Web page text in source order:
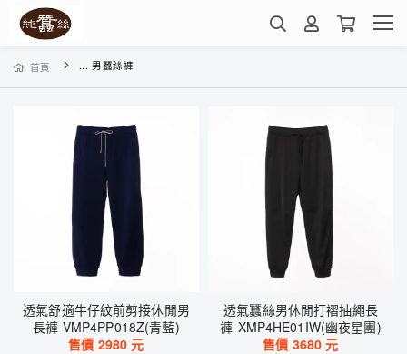
首頁 ... 男蠶絲褲
透氣舒適牛仔紋前剪接休閒男
長褲-VMP4PP018Z(青藍)
售價 2980 元
透氣蠶絲男休閒打褶抽繩長
褲-XMP4HE01IW(幽夜星團)
售價 3680 元